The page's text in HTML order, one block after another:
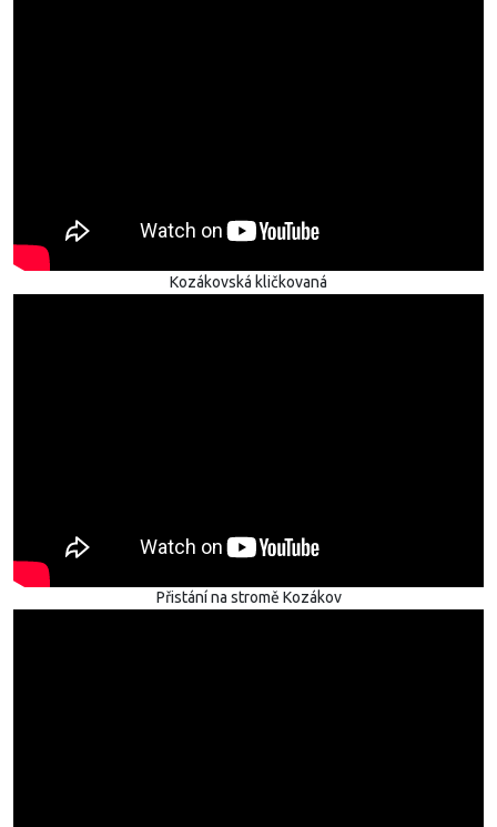
Kozákovská kličkovaná
Přistání na stromě Kozákov